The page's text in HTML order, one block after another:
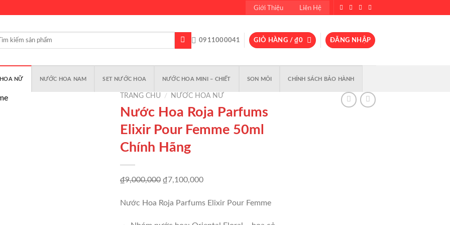
Giới Thiệu Liên Hệ
0911000041 GIỎ HÀNG /₫0 ĐĂNG NHẬP
NỮ NƯỚC HOA NAM SET NƯỚC HOA NƯỚC HOA MINI – CHIẾT SON MÔI CHÍNH SÁCH BẢO HÀNH
TRANG CHỦ / NƯỚC HOA NỮ
Nước Hoa Roja Parfums
Elixir Pour Femme 50ml
Chính Hãng
₫9,000,000 Giá
là:
₫7,100,000Giá
tại
Nước Hoa Roja Parfums Elixir Pour Femme